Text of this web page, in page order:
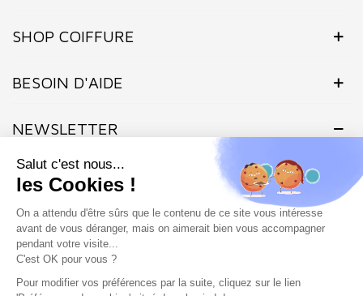
SHOP COIFFURE
BESOIN D'AIDE
NEWSLETTER
Inscrivez-vous dès maintenant à notre Newsletter et recevez en
exclusivité nos offres flashs, promotions et actualités.
Site protégé par reCAPTCHA.
Marchand approuvé par la Société des Avis Garantis, cliquez ici pour